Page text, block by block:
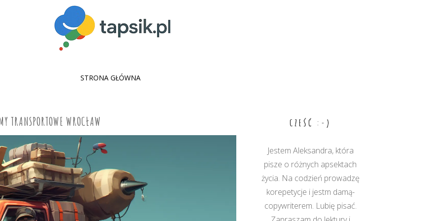
SKIP
STRONA GŁÓWNA
TRANSPORTOWE WROCŁAW CZEŚĆ :-)
Jestem Aleksandra, która
pisze o różnych apsektach
życia. Na codzień prowadzę
korepetycje i jestm damą-
copywriterem. Lubię pisać.